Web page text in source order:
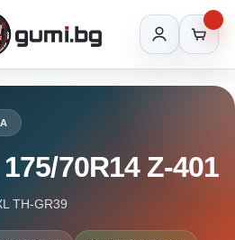
70R14 Z-401
TH-GR39